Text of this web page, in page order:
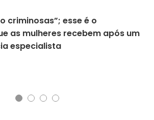
criminosas”; esse é o
as mulheres recebem após um
especialista